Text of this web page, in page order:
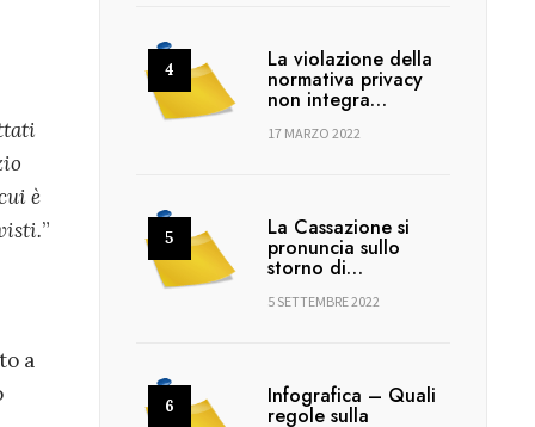
è
”
a
La violazione della
normativa privacy
non integra…
17 MARZO 2022
La Cassazione si
pronuncia sullo
storno di…
5 SETTEMBRE 2022
Infografica – Quali
regole sulla